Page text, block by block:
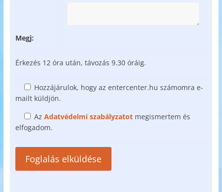
Megj:
Érkezés 12 óra után, távozás 9.30 óráig.
Hozzájárulok, hogy az entercenter.hu számomra e-
mailt küldjön.
Az Adatvédelmi szabályzatot megismertem és
elfogadom.